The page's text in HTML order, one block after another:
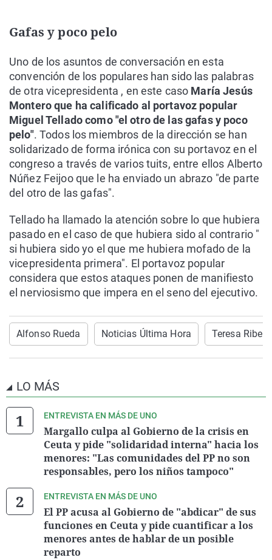
Gafas y poco pelo
Uno de los asuntos de conversación en esta
convención de los populares han sido las palabras
de otra vicepresidenta , en este caso María Jesús
Montero que ha calificado al portavoz popular
Miguel Tellado como "el otro de las gafas y poco
pelo". Todos los miembros de la dirección se han
solidarizado de forma irónica con su portavoz en el
congreso a través de varios tuits, entre ellos Alberto
Núñez Feijoo que le ha enviado un abrazo "de parte
del otro de las gafas".
Tellado ha llamado la atención sobre lo que hubiera
pasado en el caso de que hubiera sido al contrario "
si hubiera sido yo el que me hubiera mofado de la
vicepresidenta primera". El portavoz popular
considera que estos ataques ponen de manifiesto
el nerviosismo que impera en el seno del ejecutivo.
Alfonso Rueda Noticias Última Hora Teresa Ribera
LO MÁS
ENTREVISTA EN MÁS DE UNO
Margallo culpa al Gobierno de la crisis en
Ceuta y pide "solidaridad interna" hacia los
menores: "Las comunidades del PP no son
responsables, pero los niños tampoco"
ENTREVISTA EN MÁS DE UNO
El PP acusa al Gobierno de "abdicar" de sus
funciones en Ceuta y pide cuantificar a los
menores antes de hablar de un posible
reparto